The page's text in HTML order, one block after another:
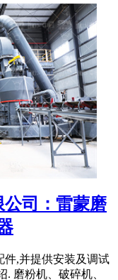
司：雷蒙磨
件,并提供安装及调试
磨粉机、破碎机、